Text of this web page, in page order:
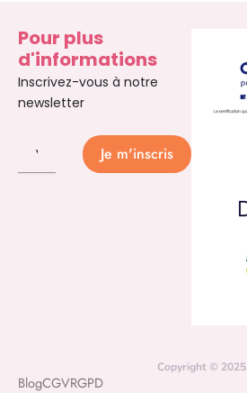
o
o
k
d
i
n
Pour plus
d'informations
Inscrivez-vous à notre
newsletter
Je m'inscris
Copyright © 2025
BlogCGVRGPD